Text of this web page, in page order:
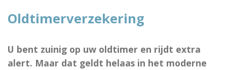
Oldtimerverzekering
U bent zuinig op uw oldtimer en rijdt extra
alert. Maar dat geldt helaas in het moderne